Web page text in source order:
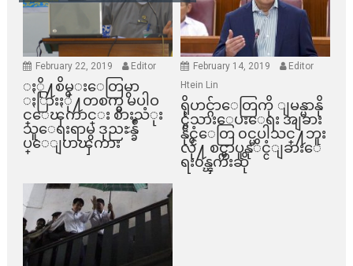
February 22, 2019 Editor
ႏို႔စိမ္းေတြမွာ
ႏြားႏို႔တစက္မွ မပါဝ
င္ေၾကာင္း စားသံုး
သူေရးရာမွ ဒုညႊန္ခ်ဳ
ပ္ေျပာၾကား
February 14, 2019
Editor
Htein Lin
ရိုဟင္ဂ်ာေတြကို ျမန္မာနို
င္ငံသားေပးေရး အျခား
နိုင္ငံေတြ ၀င္မပါသင္႔ဘူး
လို႔ စင္ကာပူနုိင္ငံျခားေ
ရး၀န္ၾကီးဆို